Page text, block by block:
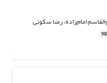
امام‌زاده، رضا سکوتی